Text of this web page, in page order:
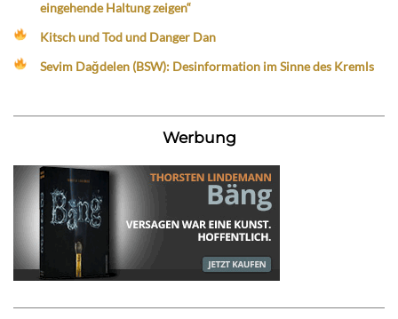
eingehende Haltung zeigen“
Kitsch und Tod und Danger Dan
Sevim Dağdelen (BSW): Desinformation im Sinne des Kremls
Werbung